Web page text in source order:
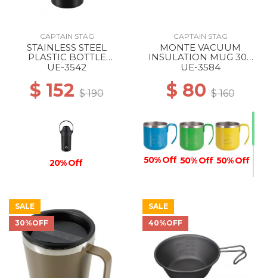
CAPTAIN STAG
STAINLESS STEEL
PLASTIC BOTTLE
HOLDER BLACK
UE-3542
$ 152 $ 190
20% Off
CAPTAIN STAG
MONTE VACUUM
INSULATION MUG 300
BLUE
UE-3584
$ 80$ 160
50% Off 50% Off 50% Off
50% Off
SALE
30%OFF
SALE
40%OFF